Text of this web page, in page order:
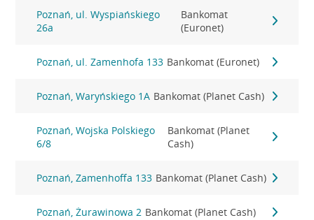
Poznań, ul. Wyspiańskiego
26a
Bankomat
(Euronet)
Poznań, ul. Zamenhofa 133 Bankomat (Euronet)
Poznań, Waryńskiego 1A Bankomat (Planet Cash)
Poznań, Wojska Polskiego
6/8
Bankomat (Planet
Cash)
Poznań, Zamenhoffa 133 Bankomat (Planet Cash)
Poznań, Żurawinowa 2 Bankomat (Planet Cash)